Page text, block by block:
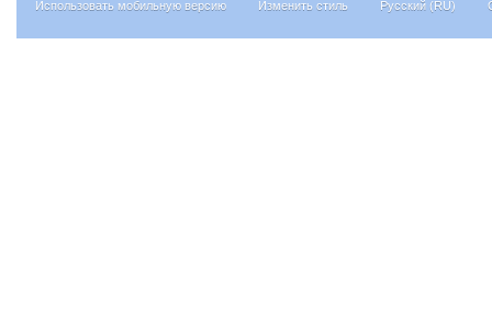
Использовать мобильную версию Изменить стиль Русский (RU)